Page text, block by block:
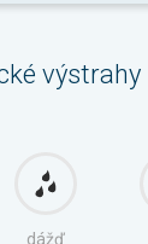
výstrahy
dážď